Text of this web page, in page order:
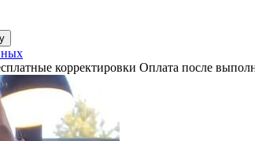
корректировки Оплата после